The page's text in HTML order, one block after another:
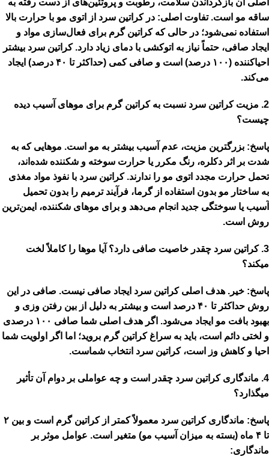
ساقه مو است.تفاوت اصلی: در کراتین سرد از اتوی مو با حرارت بالا
استفاده نمی‌شود؛ در حالی که کراتین گرم برای فعال‌سازی مواد و
ایجاد صافی، حتماً نیاز به اتوکشی با دمای زیاد دارد. کراتین سرد بیشتر
احیاکننده (۱۰۰ درصد)
است و صافی کمی (حداکثر تا ۴۰ درصد) ایجاد
می‌کند.
2. مزیت کراتین سرد نسبت به کراتین گرم برای موهای آسیب دیده
چیست؟
پاسخ: بزرگترین مزیت، عدم آسیب بیشتر به مو است. موهایی که به
شدت بر اثر دکلره، رنگ مکرر یا حرارت سوخته و شکننده شده‌اند،
تحمل حرارت مجدد اتوی مو را ندارند. کراتین سرد با نفوذ مواد مغذی
به ساختار مو بدون استفاده از گرما، فرآیند ترمیم را بدون تحمیل
آسیب یا سوختگی جدید انجام می‌دهد و برای موهای شکننده، ایمن‌ترین
روش است.
3. کراتین سرد چقدر خاصیت صافی دارد؟ آیا موها را کاملاً لخت
میکند؟
پاسخ: خیر. هدف اصلی کراتین سرد ایجاد صافی نیست. صافی در این
روش حداکثر تا ۴۰ درصد
است و بیشتر به دلیل از بین رفتن وزی و
بهبود بافت مو ایجاد می‌شود. اگر هدف اصلی شما
صافی ۱۰۰ درصدی
و لختی دائم است، باید به سراغ کراتین گرم بروید؛ اما اگر اولویت شما
احیا و کاهش وز است، کراتین سرد انتخاب شماست.
4. ماندگاری کراتین سرد چقدر است و چه عواملی بر دوام آن تأثیر
میگذارد؟
پاسخ: ماندگاری کراتین سرد معمولاًکمتر از کراتین گرم است و بین ۲
تا ۴ ماه
(بسته به میزان آسیب مو) متغیر است. عوامل موثر بر
ماندگاری: